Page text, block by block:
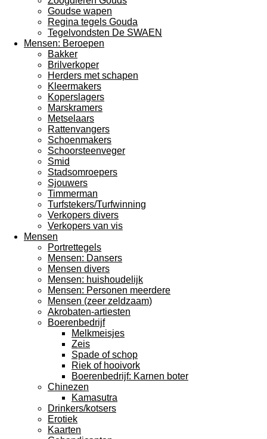
Goudse wapen
Regina tegels Gouda
Tegelvondsten De SWAEN
Mensen: Beroepen
Bakker
Brilverkoper
Herders met schapen
Kleermakers
Koperslagers
Marskramers
Metselaars
Rattenvangers
Schoenmakers
Schoorsteenveger
Smid
Stadsomroepers
Sjouwers
Timmerman
Turfstekers/Turfwinning
Verkopers divers
Verkopers van vis
Mensen
Portrettegels
Mensen: Dansers
Mensen divers
Mensen: huishoudelijk
Mensen: Personen meerdere
Mensen (zeer zeldzaam)
Akrobaten-artiesten
Boerenbedrijf
Melkmeisjes
Zeis
Spade of schop
Riek of hooivork
Boerenbedrijf: Karnen boter
Chinezen
Kamasutra
Drinkers/kotsers
Erotiek
Kaarten